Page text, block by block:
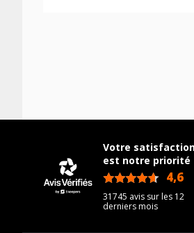
Votre
est notre priorité
4,6
31745 avis sur les 12
derniers mois